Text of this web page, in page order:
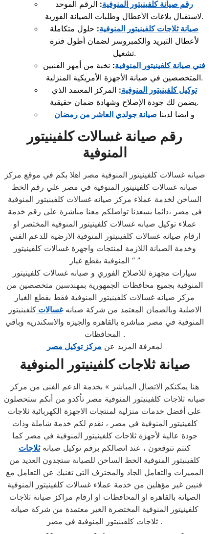
رقم صيانة كلفينيتور المنوفية: الرقم الموحد
لاستقبال بلاغات الأعطال وطلبات الصيانة الفورية.
صيانة ثلاجات كلفينيتور المنوفية: حلول متكاملة
لأعطال التبريد والكمبروسر لضمان أطول فترة
تشغيل.
فني صيانة كلفينيتور المنوفية: نخبة من أمهر الفنيين
المتخصصين في صيانة الأجهزة الأمريكية المنزلية.
توكيل كلفينيتور المنوفية: المركز المعتمد الذي
يضمن لك جودة الإصلاح وشهادة ضمان حقيقية.
و ايضا لدينا صيانة جولدي العاشر من رمضان
رقم صيانة غسالات كلفينيتور
المنوفية
صيانه غسالات كلفينيتور المنوفية مصر اهلا بكم في موقع مركز
صيانه غسالات كلفينيتور المنوفية في مصر علي رقم الخط
الساخن لخدمة عملاء مركز صيانه غسالات كلفينيتور المنوفية
في مصر ،دائما يسعدنا تواصلكم معنا مباشرة علي رقم خدمة
عملاء توكيل صيانه غسالات كلفينيتور المنوفية المختصر او
ارقام صيانه غسالات كلفينيتور المنوفية الارضية للدعم الفني
وخدمة الصيانة اللازمة لمنتجات واجهزة غسالات كلفينيتور
المنوفية بقطع غيار “ ”
سيارات مجهزة للاصلاح الفوري و صيانه غسالات كلفينيتور
المنوفية بجميع محافظات الجمهورية بمهندسين متخصصين من
مركز صيانه غسالات كلفينيتور المنوفية فقط بقطع الغيار
الاصلية وبالصمان المعتمد من شركة صيانهغسالاتكلفينيتور
المنوفية في مصر مباشرة بالقاهره والجيزه والاسكندريه وباقي
المحافظات .
لمعرفة المزيد عن مركز توكيل مصر
صيانة ثلاجات كلفينيتور المنوفية
هنا يمكنكم الاتصال المباشر » بخدمة الدعم الفنى من مركز
صيانه ثلاجات كلفينيتور المنوفية مصر تأكدو من أنكم ستحصلون
على أفضل خدمات منزلية لمنتجات الاجهزة الكهربائية ثلاجات
كلفينيتور المنوفية في مصر ، نقدم لكم خدمة شاملة وذات
جودة عالية لأجهزة ثلاجات كلفينيتور المنوفية في مصر كما
كنتم تتوقعون ، عند اتصالكم برقم توكيل صيانهثلاجات
كلفينيتور المنوفية الخط الساخن للصيانة ستجدون العديد من
المميزات والتعامل الجاد والمحترف التي تغنيك عن التعامل مع
فنيين غير مؤهلين من خدمة عملاء غسالات كلفينيتور المنوفية
الصيانة بالقاهره او المحافظات او ارقام مراكز صيانة ثلاجات
كلفينيتور المنوفية المختصرة الغير معتمدة من شركة صيانه
ثلاجات كلفينيتور المنوفية في مصر .